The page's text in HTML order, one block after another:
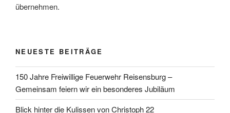
übernehmen.
NEUESTE BEITRÄGE
150 Jahre Freiwillige Feuerwehr Reisensburg –
Gemeinsam feiern wir ein besonderes Jubiläum
Blick hinter die Kulissen von Christoph 22